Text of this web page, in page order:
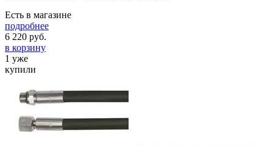
Есть в магазине
подробнее
6 220 руб.
в корзину
1 уже
купили